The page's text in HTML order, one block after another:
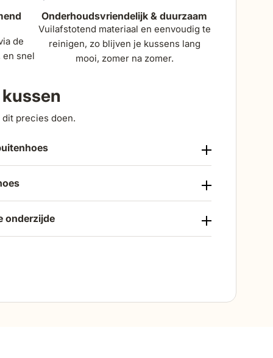
de
en snel
Onderhoudsvriendelijk & duurzaam
Vuilafstotend materiaal en eenvoudig te
reinigen, zo blijven je kussens lang
mooi, zomer na zomer.
precies doen.
onderzijde